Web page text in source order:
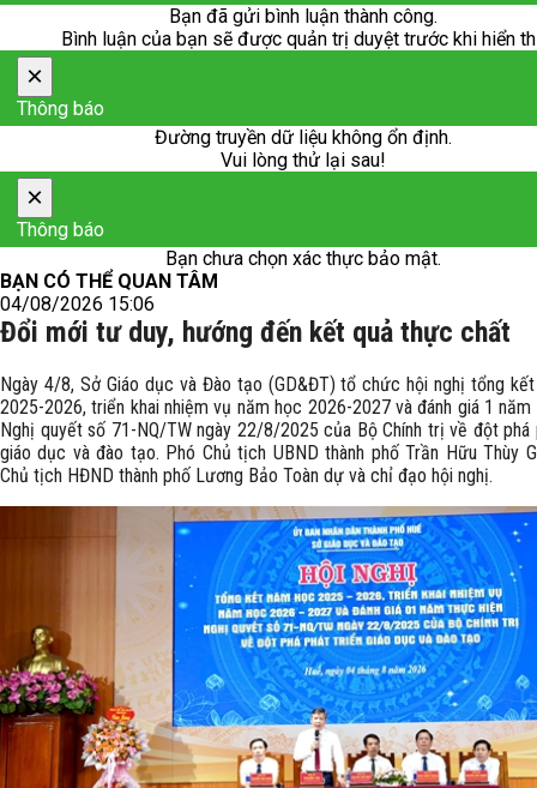
Bạn đã gửi bình luận thành công.
Bình luận của bạn sẽ được quản trị duyệt trước khi hiển
×
Thông báo
Đường truyền dữ liệu không ổn định.
Vui lòng thử lại sau!
×
Thông báo
Bạn chưa chọn xác thực bảo mật.
BẠN CÓ THỂ QUAN TÂM
04/08/2026 15:06
Đổi mới tư duy, hướng đến kết quả thực chất
Ngày 4/8, Sở Giáo dục và Đào tạo (GD&ĐT) tổ chức hội nghị tổng
2025-2026, triển khai nhiệm vụ năm học 2026-2027 và đánh giá 1
Nghị quyết số 71-NQ/TW ngày 22/8/2025 của Bộ Chính trị về đột phá
giáo dục và đào tạo. Phó Chủ tịch UBND thành phố Trần Hữu Thùy
Chủ tịch HĐND thành phố Lương Bảo Toàn dự và chỉ đạo hội nghị.